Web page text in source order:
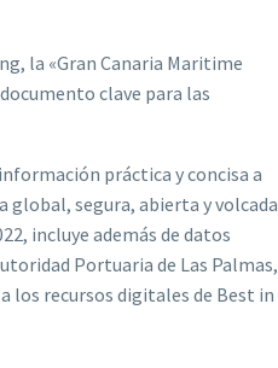
la «Gran Canaria Maritime
documento clave para las
práctica y concisa a
global, segura, abierta y volcada
incluye además de datos
Portuaria de Las Palmas,
los recursos digitales de Best in